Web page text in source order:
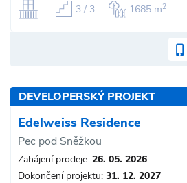
3 / 3 1685 m2
DEVELOPERSKÝ PROJEKT
Edelweiss Residence
Pec pod Sněžkou
Zahájení prodeje: 26. 05. 2026
Dokončení projektu: 31. 12. 2027